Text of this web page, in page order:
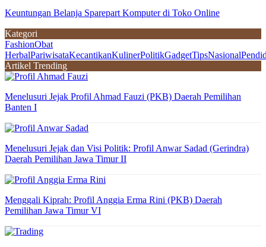
Keuntungan Belanja Sparepart Komputer di Toko Online
Kategori
FashionObat
HerbalPariwisataKecantikanKulinerPolitikGadgetTipsNasional
Artikel Trending
Menelusuri Jejak Profil Ahmad Fauzi (PKB) Daerah Pemilihan
Banten I
Menelusuri Jejak dan Visi Politik: Profil Anwar Sadad (Gerindra)
Daerah Pemilihan Jawa Timur II
Menggali Kiprah: Profil Anggia Erma Rini (PKB) Daerah
Pemilihan Jawa Timur VI